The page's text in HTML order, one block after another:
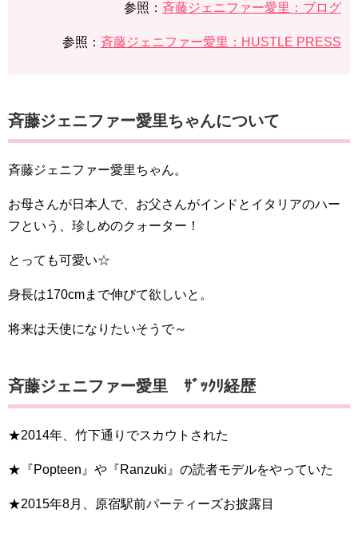
参照： 斉藤ジェニファー愛里：ブログ
参照： 斉藤ジェニファー愛里：HUSTLE PRESS
斉藤ジェニファー愛里ちゃんについて
斉藤ジェニファー愛里ちゃん。
お母さんが日本人で、お父さんがインドとイタリアのハー
フという、珍しめのクォーター！
とっても可愛い☆
身長は170cmまで伸びて欲しいと。
将来は天使になりたいそうで～
斉藤ジェニファー愛里 ｻﾞｯｸﾘ経歴
★2014年、竹下通りでスカウトされた
★『Popteen』や『Ranzuki』の読者モデルをやっていた
★2015年8月、原宿駅前パーティーズお披露目